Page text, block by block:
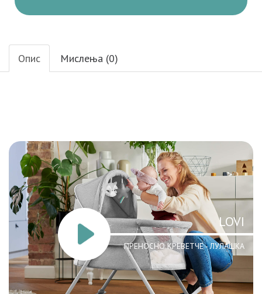
Опис Мислења (0)
LOVI
ПРЕНОСНО КРЕВЕТЧЕ - ЛУЛАШКА